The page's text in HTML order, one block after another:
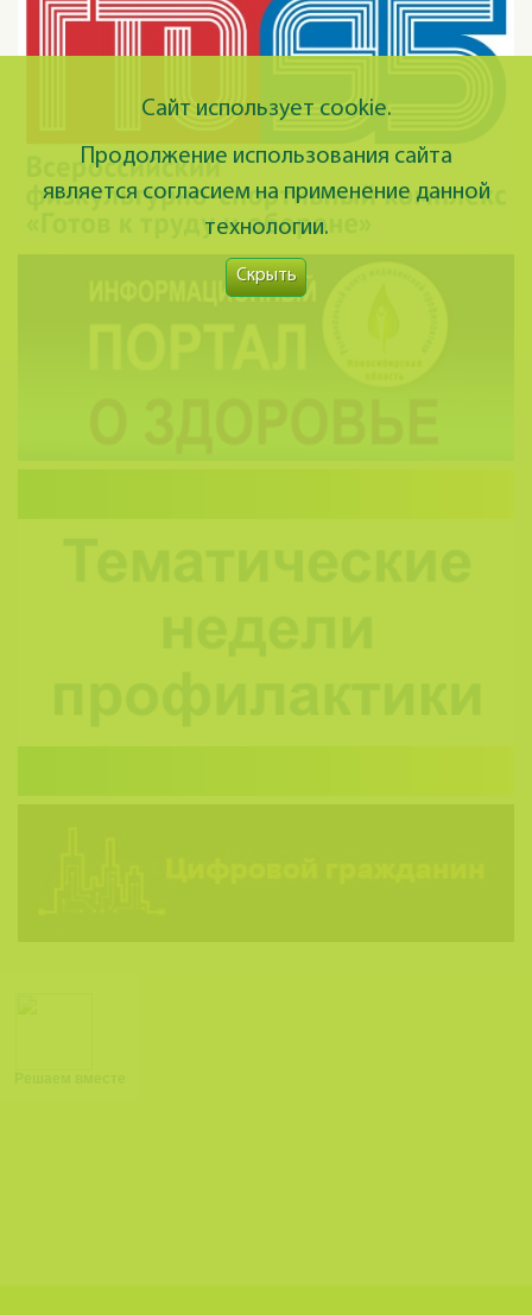
Сайт использует cookie.
Продолжение использования сайта
является согласием на применение данной
технологии.
Скрыть